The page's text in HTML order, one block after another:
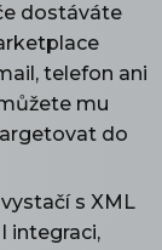
dostáváte
telefon ani
mu
do
s XML
integraci,